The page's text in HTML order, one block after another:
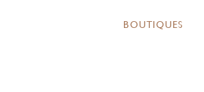
BOUTIQUES